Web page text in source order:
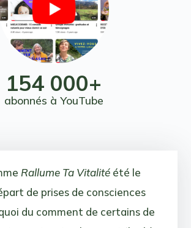
154 000+
abonnés à YouTube
Rallume Ta Vitalitéété le
de prises de consciences
du comment de certains de